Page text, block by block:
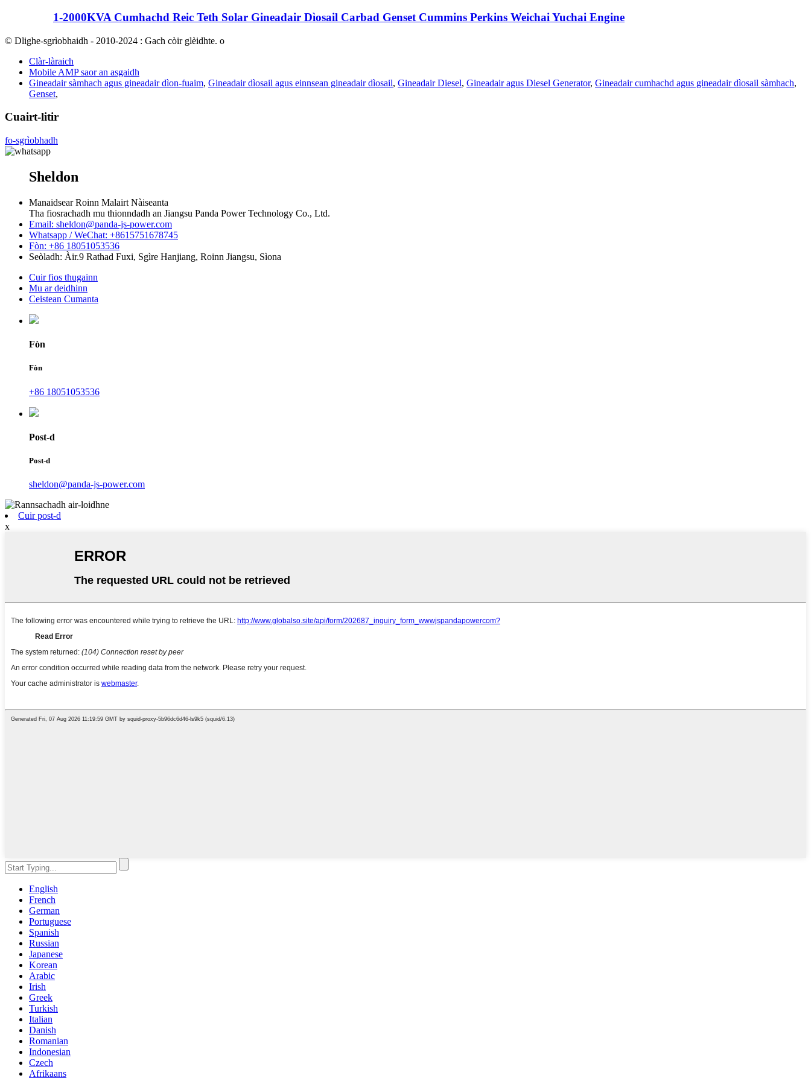
1-2000KVA Cumhachd Reic Teth Solar Gineadair Dìosail Carbad Genset Cummins Perkins Weichai Yuchai Engine
© Dlighe-sgrìobhaidh - 2010-2024 : Gach còir glèidhte. o
Clàr-làraich
Mobile AMP saor an asgaidh
Gineadair sàmhach agus gineadair dìon-fuaim, Gineadair dìosail agus einnsean gineadair dìosail, Gineadair Diesel, Gineadair agus Diesel Generator, Gineadair cumhachd agus gineadair dìosail sàmhach,
Genset,
Cuairt-litir
fo-sgrìobhadh
Sheldon
Manaidsear Roinn Malairt Nàiseanta
Tha fiosrachadh mu thionndadh an Jiangsu Panda Power Technology Co., Ltd.
Email: sheldon@panda-js-power.com
Whatsapp / WeChat: +8615751678745
Fòn: +86 18051053536
Seòladh: Àir.9 Rathad Fuxi, Sgìre Hanjiang, Roinn Jiangsu, Sìona
Cuir fios thugainn
Mu ar deidhinn
Ceistean Cumanta
Fòn
Fòn
+86 18051053536
Post-d
Post-d
sheldon@panda-js-power.com
Cuir post-d
x
English
French
German
Portuguese
Spanish
Russian
Japanese
Korean
Arabic
Irish
Greek
Turkish
Italian
Danish
Romanian
Indonesian
Czech
Afrikaans